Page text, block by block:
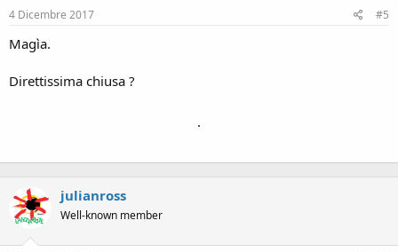
:
4 Dicembre 2017 #5
Magìa.
Direttissima chiusa ?
.
julianross
Well-known member